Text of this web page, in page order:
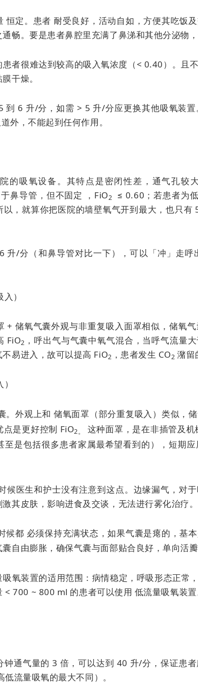
恒定。患者 耐受良好，活动自如，方便其吃饭
畅。要是患者鼻腔里充满了鼻涕和其他分泌物，
者很难达到较高的吸入氧浓度（< 0.40）。且
干燥。
到 6 升/分，如需 > 5 升/分应更换其他吸氧装
外，不能起到任何作用。
的吸氧设备。其特点是密闭性差，通气孔较
鼻导管，但不固定 ，FiO2 ≤ 0.60；若患者为
以，就算你把医院的墙壁氧气开到最大，也只有
升/分（和鼻导管对比一下），可以「冲」走呼
）
+ 储氧气囊外观与非重复吸入面罩相似，储氧
FiO2 ，呼出气与气囊中氧气混合，当呼气流量
易进入，故可以提高 FiO2 ，患者发生 CO2 潴留
。外观上和 储氧面罩（部分重复吸入）类似，
点是更好控制 FiO2。 这种面罩，是在非插管及
至是包括很多患者家属最希望看到的），短期
候医生和护士没有注意到这点。边缘漏气，对
其皮肤，影响进食及交谈，无法进行雾化治疗。
候都 必须保持充满状态，如果气囊是瘪的，基
自由膨胀，确保气囊与面部贴合良好，单向活
氧装置的适用范围：病情稳定，呼吸形态正常
< 700 ~ 800 ml 的患者可以使用 低流量吸氧装置
钟通气量的 3 倍，可以达到 40 升/分，保证患
流量吸氧的最大不同）。